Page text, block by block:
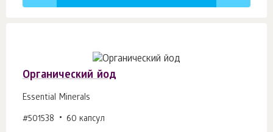
Органический йод
Essential Minerals
#501538 60 капсул